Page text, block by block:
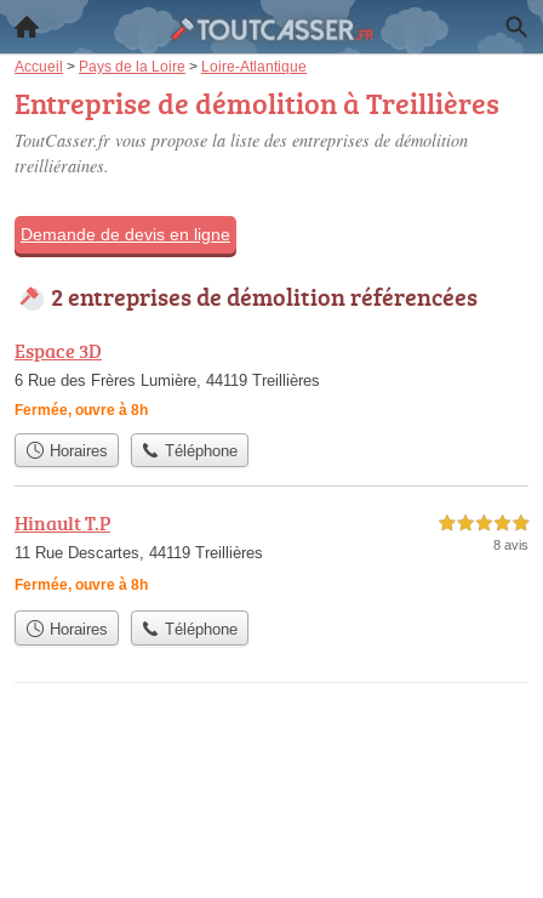
Accueil > Pays de la Loire > Loire-Atlantique
Entreprise de démolition à Treillières
ToutCasser.fr vous propose la liste des entreprises de démolition
treilliéraines.
Demande de devis en ligne
2 entreprises de démolition référencées
Espace 3D
6 Rue des Frères Lumière, 44119 Treillières
Fermée, ouvre à 8h
Horaires Téléphone
Hinault T.P
11 Rue Descartes, 44119 Treillières
Fermée, ouvre à 8h
5,0 étoiles sur 5
8 avis
Horaires Téléphone